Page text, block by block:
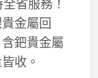
省服務！
金屬回
鈀貴金屬
收。